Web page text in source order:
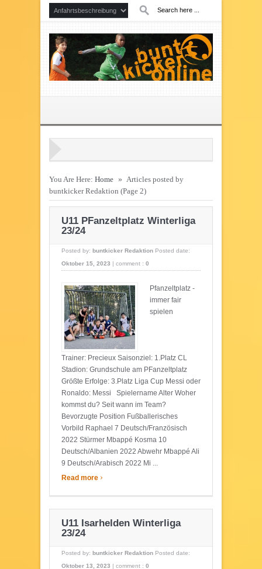
You Are Here: Home » Articles posted by
buntkicker Redaktion (Page 2)
U11 PFanzeltplatz Winterliga
23/24
Posted by: buntkicker Redaktion Posted date:
Oktober 15, 2023 | comment : 0
Pfanzeltplatz -
immer fair
spielen
Trainer: Precieux Saisonziel: 1.Platz CL
Stadion: Grundschule am PFanzeltplatz
Größte Erfolge: 3.Platz Liga Cup Messi oder
Ronaldo: Messi Spielername Alter Woher
kommst du? Seit wann im Team?
Bevorzugte Position Fußballerisches
Vorbild Raphael 7 Deutsch/Französisch
2022 Stürmer Mbappé Kosma 10
Deutsch/Albanien 2022 Abwehr Mbappé Ali
9 Deutsch/Arabisch 2022 Mi ...
Read more ›
U11 Isarhelden Winterliga
23/24
Posted by: buntkicker Redaktion Posted date:
Oktober 13, 2023 | comment : 0